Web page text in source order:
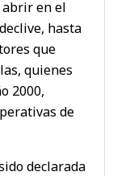
abrir en el
hasta
que
quienes
2000,
de
declarada